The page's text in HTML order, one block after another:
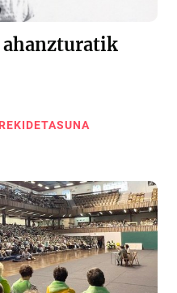
ahanzturatik